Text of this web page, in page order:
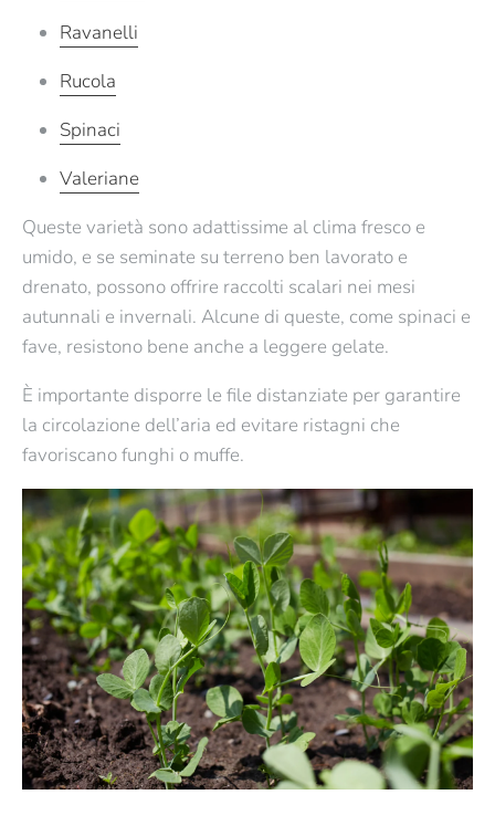
Ravanelli
Rucola
Spinaci
Valeriane
Queste varietà sono adattissime al clima fresco e
umido, e se seminate su terreno ben lavorato e
drenato, possono offrire raccolti scalari nei mesi
autunnali e invernali. Alcune di queste, come spinaci e
fave, resistono bene anche a leggere gelate.
È importante disporre le file distanziate per garantire
la circolazione dell’aria ed evitare ristagni che
favoriscano funghi o muffe.